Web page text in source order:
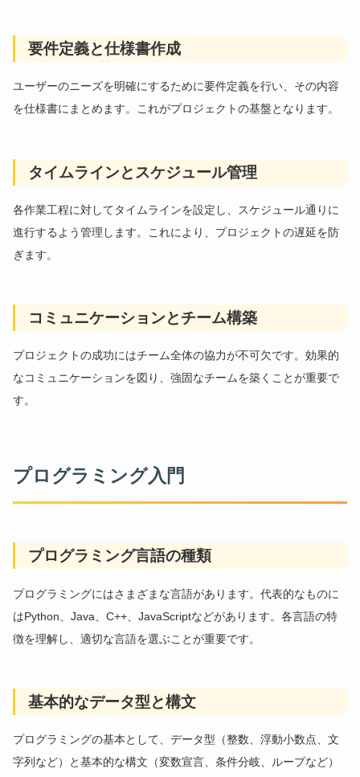
要件定義と仕様書作成
ユーザーのニーズを明確にするために要件定義を行い、その内容
を仕様書にまとめます。これがプロジェクトの基盤となります。
タイムラインとスケジュール管理
各作業工程に対してタイムラインを設定し、スケジュール通りに
進行するよう管理します。これにより、プロジェクトの遅延を防
ぎます。
コミュニケーションとチーム構築
プロジェクトの成功にはチーム全体の協力が不可欠です。効果的
なコミュニケーションを図り、強固なチームを築くことが重要で
す。
プログラミング入門
プログラミング言語の種類
プログラミングにはさまざまな言語があります。代表的なものに
はPython、Java、C++、JavaScriptなどがあります。各言語の特
徴を理解し、適切な言語を選ぶことが重要です。
基本的なデータ型と構文
プログラミングの基本として、データ型（整数、浮動小数点、文
字列など）と基本的な構文（変数宣言、条件分岐、ループなど）